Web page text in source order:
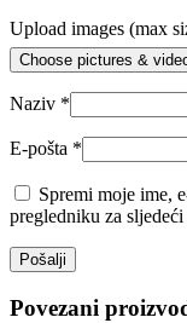
Upload images (max
Choose pictures &
Naziv *
E-pošta *
Spremi moje ime,
pregledniku za
Povezani